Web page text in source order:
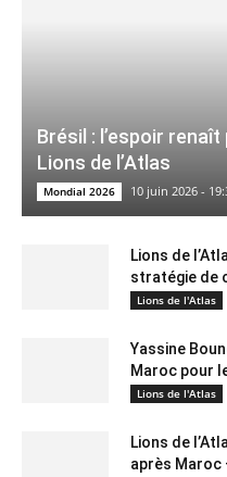
Brésil : l’espoir
Lions de l’Atlas
Mondial 2026 10 juin 2026 -
Lions de
stratégie de
Lions de l'Atlas
Yassine
Maroc pour
Lions de l'Atlas
Lions de
après Maroc